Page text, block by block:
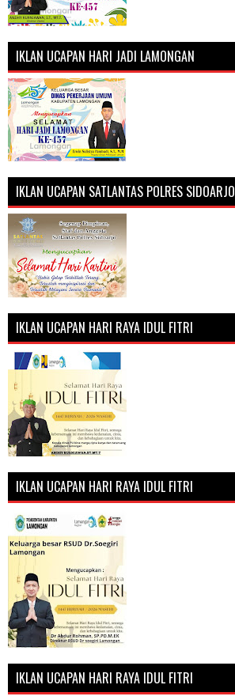
IKLAN UCAPAN HARI JADI LAMONGAN
IKLAN UCAPAN SATLANTAS POLRES SIDOARJO
IKLAN UCAPAN HARI RAYA IDUL FITRI
IKLAN UCAPAN HARI RAYA IDUL FITRI
IKLAN UCAPAN HARI RAYA IDUL FITRI